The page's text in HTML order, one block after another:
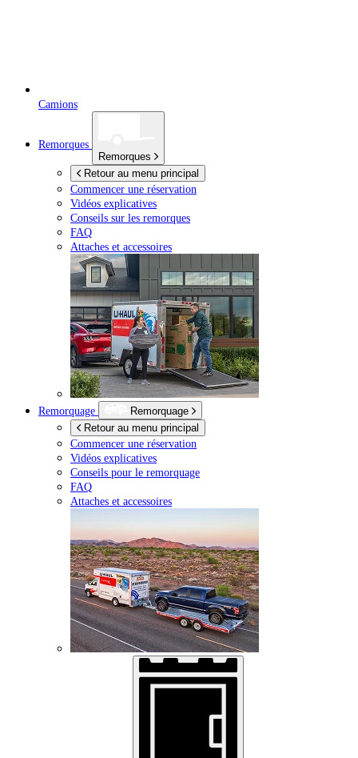
Camions
Remorques
Remorques
Retour au menu principal
Commencer une réservation
Vidéos explicatives
Conseils sur les remorques
FAQ
Attaches et accessoires
Remorquage
Remorquage
Retour au menu principal
Commencer une réservation
Vidéos explicatives
Conseils pour le remorquage
FAQ
Attaches et accessoires